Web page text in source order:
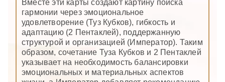
Вместе эти карты создают картину поиска
гармонии через эмоциональное
удовлетворение (Туз Кубков), гибкость и
адаптацию (2 Пентаклей), поддержанную
структурой и организацией (Император). Таким
образом, сочетание Туза Кубков и 2 Пентаклей
указывает на необходимость балансировки
эмоциональных и материальных аспектов